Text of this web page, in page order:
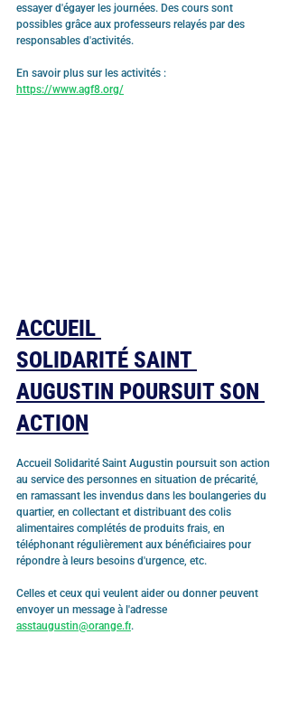
essayer d'égayer les journées. Des cours sont
possibles grâce aux professeurs relayés par des
responsables d'activités.
En savoir plus sur les activités :
https://www.agf8.org/
ACCUEIL
SOLIDARITÉ SAINT
AUGUSTIN POURSUIT SON
ACTION
Accueil Solidarité Saint Augustin poursuit son action
au service des personnes en situation de précarité,
en ramassant les invendus dans les boulangeries du
quartier, en collectant et distribuant des colis
alimentaires complétés de produits frais, en
téléphonant régulièrement aux bénéficiaires pour
répondre à leurs besoins d'urgence, etc.
Celles et ceux qui veulent aider ou donner peuvent
envoyer un message à l'adresse
asstaugustin@orange.fr.